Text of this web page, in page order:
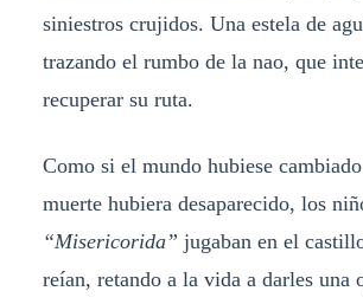
siniestros crujidos. Una estela de
trazando el rumbo de la nao, que
recuperar su ruta.
Como si el mundo hubiese
muerte hubiera desaparecido, los
“Misericorida” jugaban en el
reían, retando a la vida a darles una